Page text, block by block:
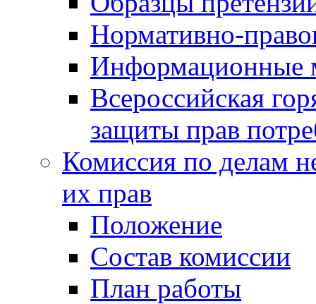
Нормативно-
Информационные
Всероссийская
защиты прав
Комиссия по делам
их прав
Положение
Состав комиссии
План работы